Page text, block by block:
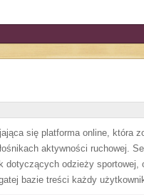
się platforma online, która
aktywności ruchowej.
dotyczących odzieży sportowej,
bazie treści każdy